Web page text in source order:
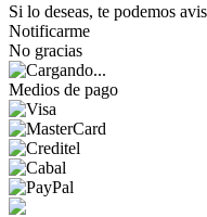
Si lo deseas, te podemos
Notificarme
No gracias
Medios de pago